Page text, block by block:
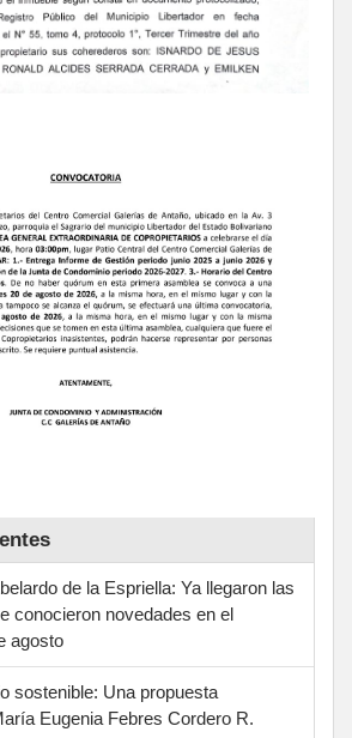
de la Espriella: Ya llegaron las
conocieron novedades en el
agosto
sostenible: Una propuesta
Eugenia Febres Cordero R.